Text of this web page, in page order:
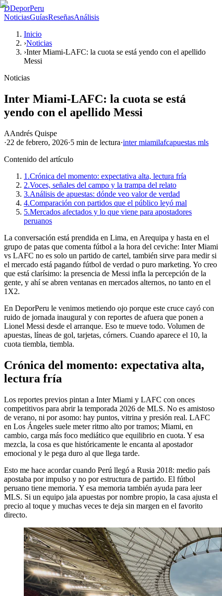
DDeporPeru
NoticiasGuíasReseñasAnálisis
Inicio
›Noticias
›Inter Miami-LAFC: la cuota se está yendo con el apellido
Messi
Noticias
Inter Miami-LAFC: la cuota se está
yendo con el apellido Messi
AAndrés Quispe
·22 de febrero, 2026·5 min de lectura·inter miamilafcapuestas mls
Contenido del artículo
1.Crónica del momento: expectativa alta, lectura fría
2.Voces, señales del campo y la trampa del relato
3.Análisis de apuestas: dónde veo valor de verdad
4.Comparación con partidos que el público leyó mal
5.Mercados afectados y lo que viene para apostadores
peruanos
La conversación está prendida en Lima, en Arequipa y hasta en el
grupo de patas que comenta fútbol a la hora del ceviche: Inter Miami
vs LAFC no es solo un partido de cartel, también sirve para medir si
el mercado está pagando fútbol de verdad o puro marketing. Yo creo
que está clarísimo: la presencia de Messi infla la percepción de la
gente, y ahí se abren ventanas en mercados alternos, no tanto en el
1X2.
En DeporPeru le venimos metiendo ojo porque este cruce cayó con
ruido de jornada inaugural y con reportes de afuera que ponen a
Lionel Messi desde el arranque. Eso te mueve todo. Volumen de
apuestas, líneas de gol, tarjetas, córners. Cuando aparece el 10, la
cuota tiembla, tiembla.
Crónica del momento: expectativa alta,
lectura fría
Los reportes previos pintan a Inter Miami y LAFC con onces
competitivos para abrir la temporada 2026 de MLS. No es amistoso
de verano, ni por asomo: hay puntos, vitrina y presión real. LAFC
en Los Ángeles suele meter ritmo alto por tramos; Miami, en
cambio, carga más foco mediático que equilibrio en cuota. Y esa
mezcla, la cosa es que históricamente le encanta al apostador
emocional y le pega duro al que llega tarde.
Esto me hace acordar cuando Perú llegó a Rusia 2018: medio país
apostaba por impulso y no por estructura de partido. El fútbol
peruano tiene memoria. Y esa memoria también ayuda para leer
MLS. Si un equipo jala apuestas por nombre propio, la casa ajusta el
precio al toque y muchas veces te deja sin margen en el favorito
directo.